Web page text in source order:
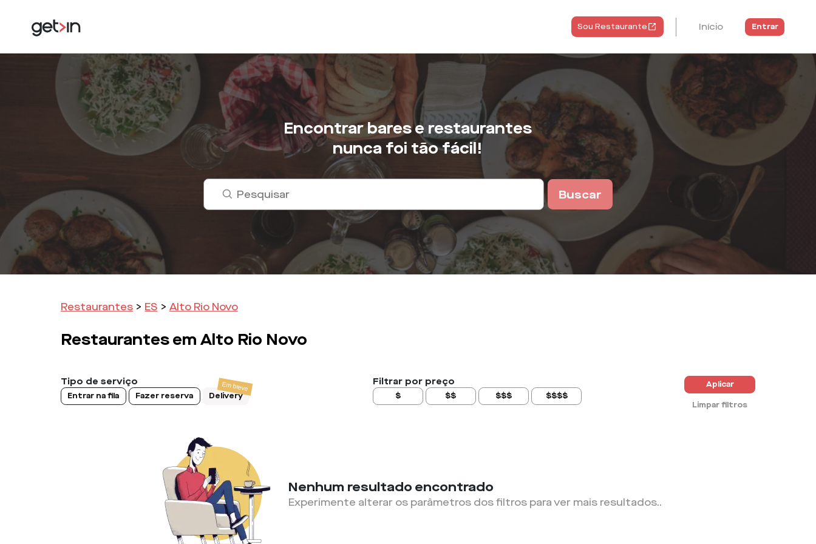
Sou Restaurante Início Entrar
Encontrar bares e restaurantes
nunca foi tão fácil!
Buscar
Restaurantes > ES > Alto Rio Novo
Restaurantes em Alto Rio Novo
Tipo de serviço
Entrar na fila Fazer reserva Delivery
Filtrar por preço
$ $$ $$$ $$$$
Aplicar
Limpar filtros
Nenhum resultado encontrado
Experimente alterar os parâmetros dos filtros para ver mais resultados..